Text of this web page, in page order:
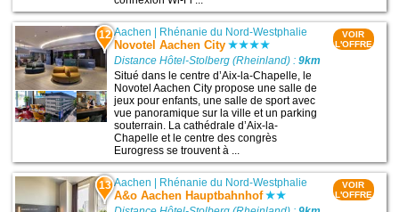
12 Aachen | Rhénanie du Nord-Westphalie
Novotel Aachen City
Distance Hôtel-Stolberg (Rheinland) :9km
Situé dans le centre d’Aix-la-Chapelle, le
Novotel Aachen City propose une salle de
jeux pour enfants, une salle de sport avec
vue panoramique sur la ville et un parking
souterrain. La cathédrale d’Aix-la-
Chapelle et le centre des congrès
Eurogress se trouvent à ...
VOIR
L'OFFRE
13 Aachen Rhénanie du Nord-Westphalie
A&o Aachen Hauptbahnhof
VOIR
L'OFFRE